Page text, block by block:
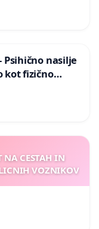
Psihično nasilje
kot fizično
NA CESTAH IN
VOZNIKOV